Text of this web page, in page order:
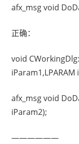
afx_msg void
正确：
void
iParam1,LPARAM
afx_msg void
iParam2);
——————